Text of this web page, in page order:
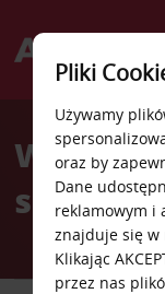
Welcome
Avis
Pliki
Używamy
oraz by
Dane
reklamowym i
znajduje się w
Klikając
przez nas